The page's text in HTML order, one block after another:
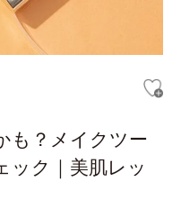
も？メイクツー
ック｜美肌レッ